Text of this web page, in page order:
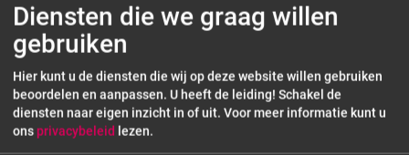
Diensten die we graag willen
gebruiken
Hier kunt u de diensten die wij op deze website willen gebruiken
beoordelen en aanpassen. U heeft de leiding! Schakel de
diensten naar eigen inzicht in of uit. Voor meer informatie kunt u
onsprivacybeleid lezen.